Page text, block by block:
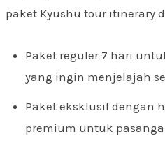
paket Kyushu tour itinerary
Paket reguler 7 hari
yang ingin menjelajah
Paket eksklusif dengan
premium untuk